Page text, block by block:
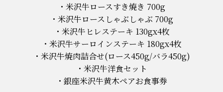
米沢牛ロースすき焼き 700g
米沢牛ロースしゃぶしゃぶ 700g
米沢牛ヒレステーキ 130gx4枚
米沢牛サーロインステーキ 180gx4枚
米沢牛焼肉詰合せ(ロース450g/バラ450g)
米沢牛洋食セット
銀座米沢牛黄木ペアお食事券